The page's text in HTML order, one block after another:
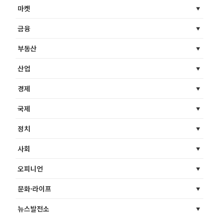
마켓
금융
부동산
산업
경제
국제
정치
사회
오피니언
문화·라이프
뉴스발전소